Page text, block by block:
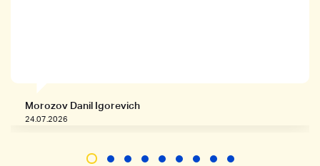
• Dial
Прекрасный
• Игла
10 раз без викторины
Morozov Danil Igorevich
24.07.2026